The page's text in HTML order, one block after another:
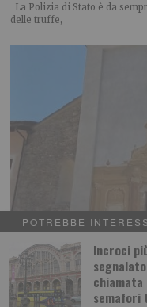
POTREBBE
Incroci
La Polizia di Stato è da
delle truffe,